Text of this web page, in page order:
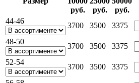
руб.
руб.
руб.
44-46
3700 3500
3375
48-50
3700 3500
3375
52-54
3700 3500
3375